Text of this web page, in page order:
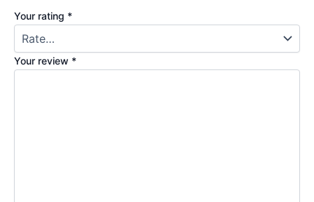
Your rating *
Your review *